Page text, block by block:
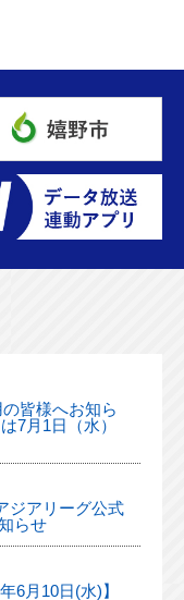
皆様へお知ら
7月1日（水）
ジアリーグ公式
らせ
6月10日(水)】